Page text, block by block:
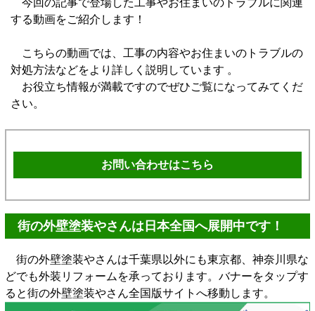
今回の記事で登場した工事やお住まいのトラブルに関連
する動画をご紹介します！
こちらの動画では、工事の内容やお住まいのトラブルの
対処方法などをより詳しく説明しています 。
お役立ち情報が満載ですのでぜひご覧になってみてくだ
さい。
お問い合わせはこちら
街の外壁塗装やさんは日本全国へ展開中です！
街の外壁塗装やさんは千葉県以外にも東京都、神奈川県な
どでも外装リフォームを承っております。バナーをタップす
ると街の外壁塗装やさん全国版サイトへ移動します。